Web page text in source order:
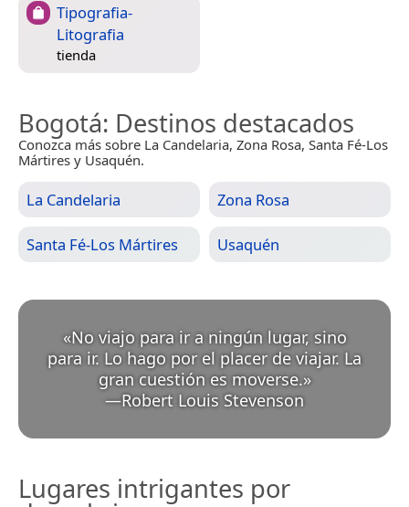
Tipografia-
Litografia
tienda
Bogotá: Destinos destacados
Conozca más sobre La Candelaria, Zona Rosa, Santa Fé-Los
Mártires y Usaquén.
La Candelaria Zona Rosa
Santa Fé-Los Mártires Usaquén
«No viajo para ir a ningún lugar, sino
para ir. Lo hago por el placer de viajar. La
gran cuestión es moverse. »
—Robert Louis Stevenson
Lugares intrigantes por